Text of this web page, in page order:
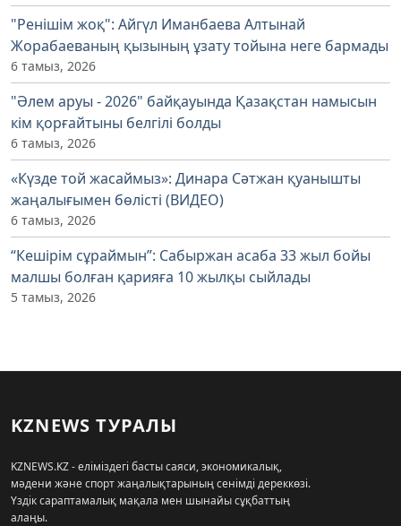
"Ренішім жоқ": Айгүл Иманбаева Алтынай
Жорабаеваның қызының ұзату тойына неге бармады
6 тамыз, 2026
"Әлем аруы - 2026" байқауында Қазақстан намысын
кім қорғайтыны белгілі болды
6 тамыз, 2026
«Күзде той жасаймыз»: Динара Сәтжан қуанышты
жаңалығымен бөлісті (ВИДЕО)
6 тамыз, 2026
“Кешірім сұраймын”: Сабыржан асаба 33 жыл бойы
малшы болған қарияға 10 жылқы сыйлады
5 тамыз, 2026
KZNEWS ТУРАЛЫ
KZNEWS.KZ - еліміздегі басты саяси, экономикалық,
мәдени және спорт жаңалықтарының сенімді дереккөзі.
Үздік сараптамалық мақала мен шынайы сұқбаттың
алаңы.